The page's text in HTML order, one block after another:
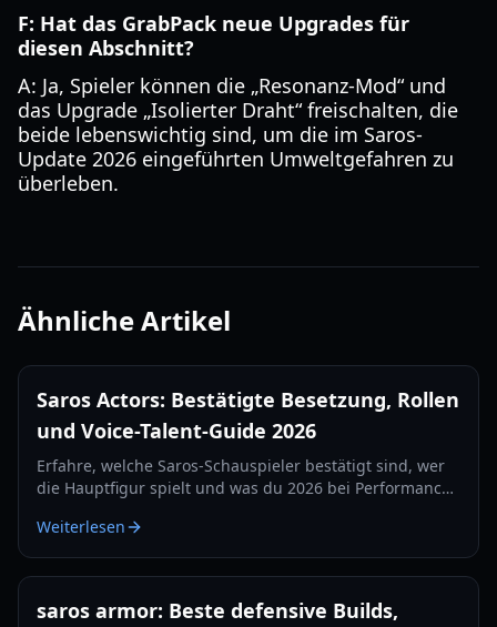
F: Hat das GrabPack neue Upgrades für
diesen Abschnitt?
A: Ja, Spieler können die „Resonanz-Mod“ und
das Upgrade „Isolierter Draht“ freischalten, die
beide lebenswichtig sind, um die im Saros-
Update 2026 eingeführten Umweltgefahren zu
überleben.
Ähnliche Artikel
Saros Actors: Bestätigte Besetzung, Rollen
und Voice-Talent-Guide 2026
Erfahre, welche Saros-Schauspieler bestätigt sind, wer
die Hauptfigur spielt und was du 2026 bei Performance-
Enthüllungen erwarten kannst.
Weiterlesen
saros armor: Beste defensive Builds,